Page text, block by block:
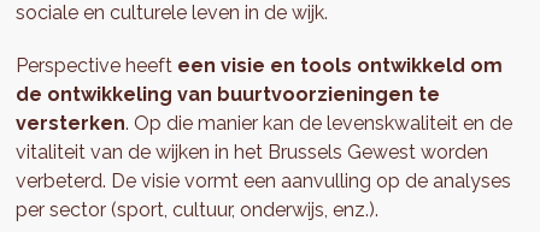
sociale en culturele leven in de wijk.
Perspective heeft een visie en tools ontwikkeld om
de ontwikkeling van buurtvoorzieningen te
versterken. Op die manier kan de levenskwaliteit en de
vitaliteit van de wijken in het Brussels Gewest worden
verbeterd. De visie vormt een aanvulling op de analyses
per sector (sport, cultuur, onderwijs, enz.).